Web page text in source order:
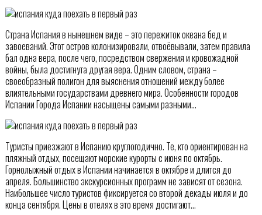
Страна Испания в нынешнем виде – это пережиток океана бед и
завоеваний. Этот остров колонизировали, отвоёвывали, затем правила
бал одна вера, после чего, посредством свержения и кровожадной
войны, была достигнута другая вера. Одним словом, страна –
своеобразный полигон для выяснения отношений между более
влиятельными государствами древнего мира. Особенности городов
Испании Города Испании насыщены самыми разными…
Туристы приезжают в Испанию круглогодично. Те, кто ориентирован на
пляжный отдых, посещают морские курорты с июня по октябрь.
Горнолыжный отдых в Испании начинается в октябре и длится до
апреля. Большинство экскурсионных программ не зависят от сезона.
Наибольшее число туристов фиксируется со второй декады июля и до
конца сентября. Цены в отелях в это время достигают…